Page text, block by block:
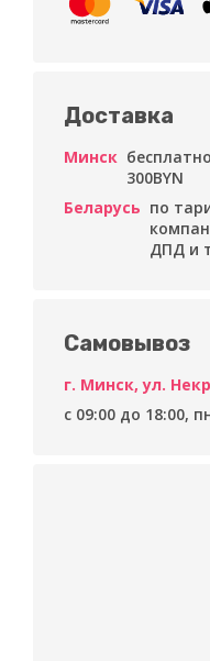
Доставка
Минск
300BYN
Беларусь по
ДПД и
Самовывоз
г. Минск, ул.
c 09:00 до 18:00,